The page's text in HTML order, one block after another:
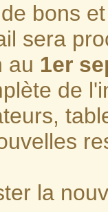
bons
sera
au 1er
de
la